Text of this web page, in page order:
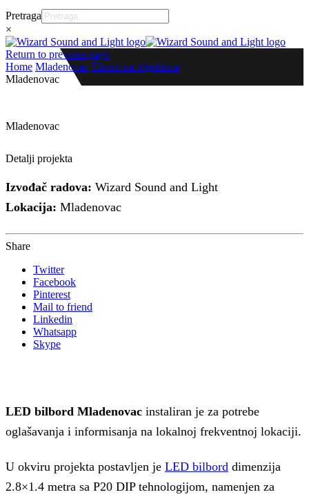
Pretraga
×
Return to previous page
Home Mladenovac Ekrani na objektima
Mladenovac
Mladenovac
Detalji projekta
Izvođač radova: Wizard Sound and Light
Lokacija: Mladenovac
Share
Twitter
Facebook
Pinterest
Mail to friend
Linkedin
Whatsapp
Skype
LED bilbord Mladenovac instaliran je za potrebe
oglašavanja i informisanja na lokalnoj frekventnoj lokaciji.
U okviru projekta postavljen je LED bilbord dimenzija
2.8×1.4 metra sa P20 DIP tehnologijom, namenjen za